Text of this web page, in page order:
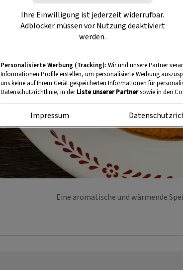
Eine aromatische und wärmende
Ihre Einwilligung ist jederzeit widerrufbar.
Adblocker müssen vor Nutzung deaktiviert
werden.
Personalisierte Werbung (Tracking):Wir und unsere Partner
Informationen Profile erstellen, um personalisierte Werbung
uns keine auf Ihrem Gerät gespeicherten Informationen für
Datenschutzrichtlinie, in derListe unserer Partnersowie in den
Impressum